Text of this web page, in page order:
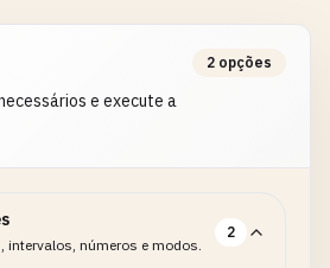
e execute a
2 opções
intervalos, números e modos.
2